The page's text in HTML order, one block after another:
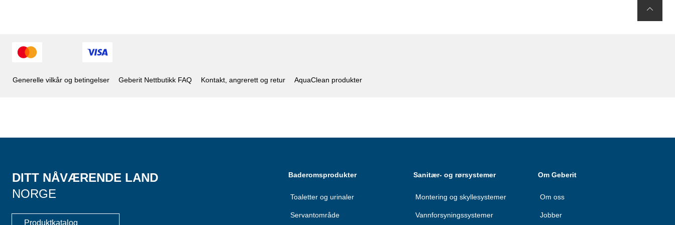
Generelle vilkår og betingelser Geberit Nettbutikk FAQ Kontakt, angrerett og retur AquaClean produkter
DITT NÅVÆRENDE LAND
NORGE
Produktkatalog
Baderomsprodukter
Toaletter og urinaler
Servantområde
Sanitær- og rørsystemer
Montering og skyllesystemer
Vannforsyningssystemer
Om Geberit
Om oss
Jobber